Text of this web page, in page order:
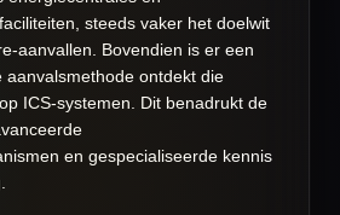
steeds vaker het doelwit
aanvallen. Bovendien is er een
aanvalsmethode ontdekt die
ICS-systemen. Dit benadrukt de
en gespecialiseerde kennis